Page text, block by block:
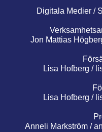
Digitala Medier /
Jon Mattias
Lisa Hofberg /
Lisa Hofberg /
Anneli Markström /